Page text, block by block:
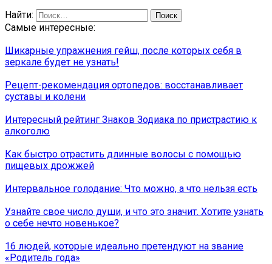
Найти:
Самые интересные:
Шикарные упражнения гейш, после которых себя в
зеркале будет не узнать!
Рецепт-рекомендация ортопедов: восстанавливает
суставы и колени
Интересный рейтинг Знаков Зодиака по пристрастию к
алкоголю
Как быстро отрастить длинные волосы с помощью
пищевых дрожжей
Интервальное голодание: Что можно, а что нельзя есть
Узнайте свое число души, и что это значит. Хотите узнать
о себе нечто новенькое?
16 людей, которые идеально претендуют на звание
«Родитель года»